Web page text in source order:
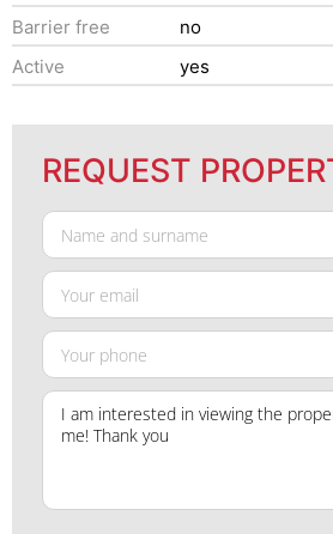
Barrier free
no
Active
yes
REQUEST